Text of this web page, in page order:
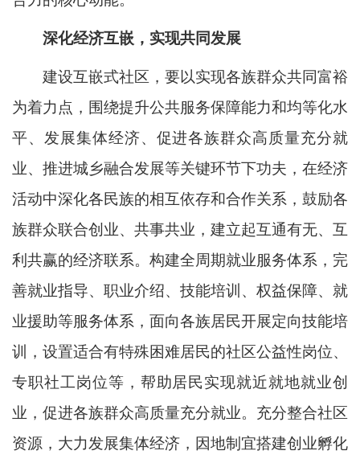
深化经济互嵌，实现共同发展
建设互嵌式社区，要以实现各族群众共同富裕
为着力点，围绕提升公共服务保障能力和均等化水
平、发展集体经济、促进各族群众高质量充分就
业、推进城乡融合发展等关键环节下功夫，在经济
活动中深化各民族的相互依存和合作关系，鼓励各
族群众联合创业、共事共业，建立起互通有无、互
利共赢的经济联系。构建全周期就业服务体系，完
善就业指导、职业介绍、技能培训、权益保障、就
业援助等服务体系，面向各族居民开展定向技能培
训，设置适合有特殊困难居民的社区公益性岗位、
专职社工岗位等，帮助居民实现就近就地就业创
业，促进各族群众高质量充分就业。充分整合社区
资源，大力发展集体经济，因地制宜搭建创业孵化